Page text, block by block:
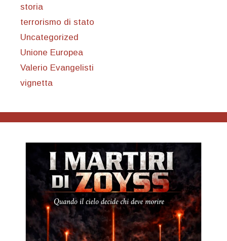
storia
terrorismo di stato
Uncategorized
Unione Europea
Valerio Evangelisti
vignetta